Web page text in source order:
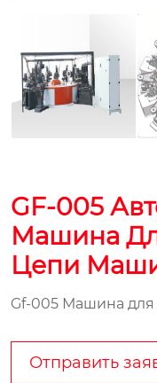
GF-005
Машина
Цепи
Gf-005 Машина для
Отправить